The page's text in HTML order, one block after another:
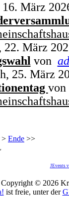
März
22. März
von
25. März
von
> Ende >>
JEvents
Copyright © 2026
ist freie, unter der